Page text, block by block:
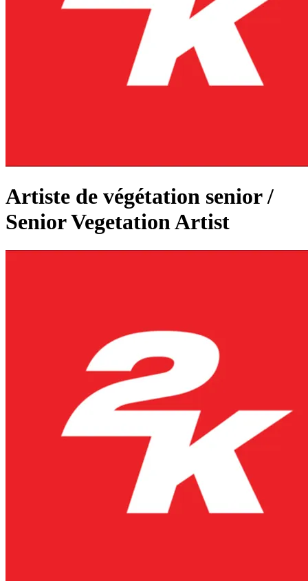
Artiste de végétation senior /
Senior Vegetation Artist